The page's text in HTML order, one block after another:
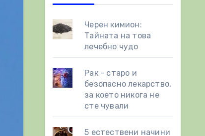
Черен кимион:
Тайната на това
лечебно чудо
Рак - старо и
безопасно лекарство,
за което никога не
сте чували
5 естествени начини